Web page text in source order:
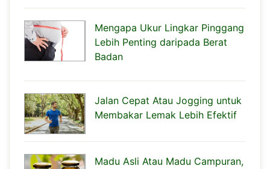
Mengapa Ukur Lingkar Pinggang
Lebih Penting daripada Berat
Badan
Jalan Cepat Atau Jogging untuk
Membakar Lemak Lebih Efektif
Madu Asli Atau Madu Campuran,